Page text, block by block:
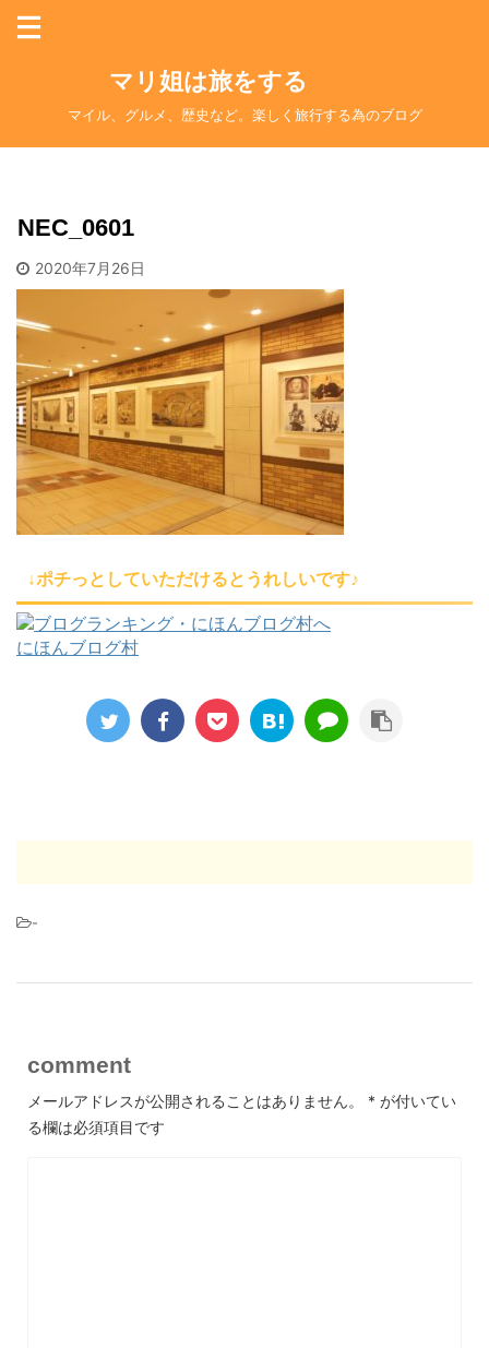
マリ姐は旅をする
マイル、グルメ、歴史など。楽しく旅行する為のブログ
NEC_0601
2020年7月26日
↓ポチっとしていただけるとうれしいです♪
にほんブログ村
-
comment
メールアドレスが公開されることはありません。 * が付いてい
る欄は必須項目です